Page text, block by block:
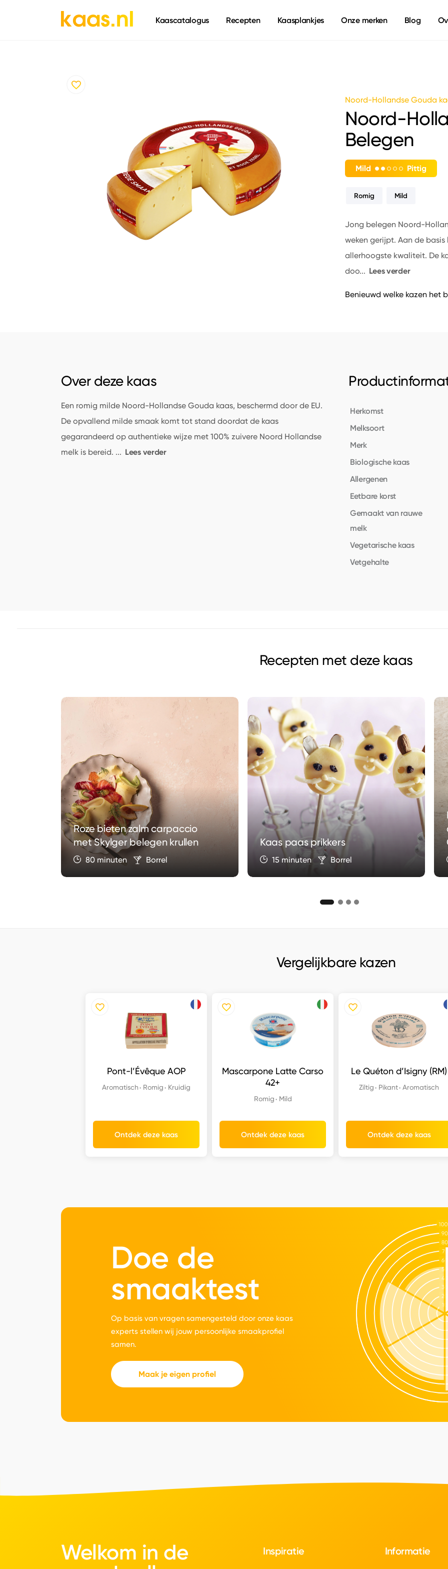
Kaascatalogus Recepten Kaasplankjes Onze merken Blog
Noord-Hollandse Gouda
Noord-
Belegen
Mild Pittig
Romig Mild
Jong belegen Noord-
weken gerijpt. Aan de
allerhoogste kwaliteit. De
doo... Lees verder
Benieuwd welke kazen het
Herkomst
Melksoort
Merk
Biologische kaas
Allergenen
Eetbare korst
Gemaakt van rauwe
melk
Vegetarische kaas
Vetgehalte
Over deze kaas
Een romig milde Noord-Hollandse Gouda kaas, beschermd door de EU.
De opvallend milde smaak komt tot stand doordat de kaas
gegarandeerd op authentieke wijze met 100% zuivere Noord Hollandse
melk is bereid. ... Lees verder
Recepten met deze kaas
Roze bieten zalm carpaccio
met Skylger belegen krullen
80 minuten Borrel
Kaas paas prikkers
15 minuten Borrel
Vergelijkbare kazen
Pont-l’Évêque AOP
Aromatisch Romig Kruidig
Ontdek deze kaas
Mascarpone Latte Carso
42+
Romig Mild
Ontdek deze kaas
Le Quéton d’Isigny (RM)
Ziltig Pikant Aromatisch
Ontdek deze kaas
Doe de
smaaktest
Op basis van vragen samengesteld door onze kaas
experts stellen wij jouw persoonlijke smaakprofiel
samen.
Maak je eigen profiel
Welkom in de Inspiratie Informatie